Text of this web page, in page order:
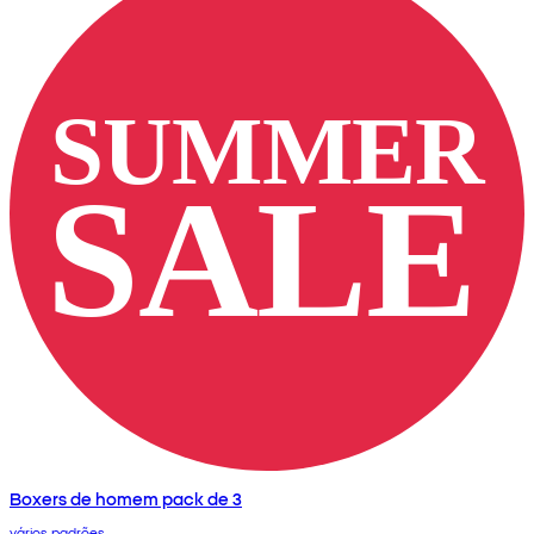
Boxers de homem pack de 3